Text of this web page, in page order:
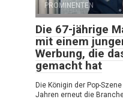
PROMINENTEN
Die 67-jährige
mit einem
Werbung, die
gemacht hat
Die Königin der Pop-
Jahren erneut die